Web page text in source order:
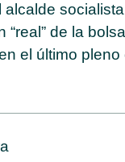
de la
el último